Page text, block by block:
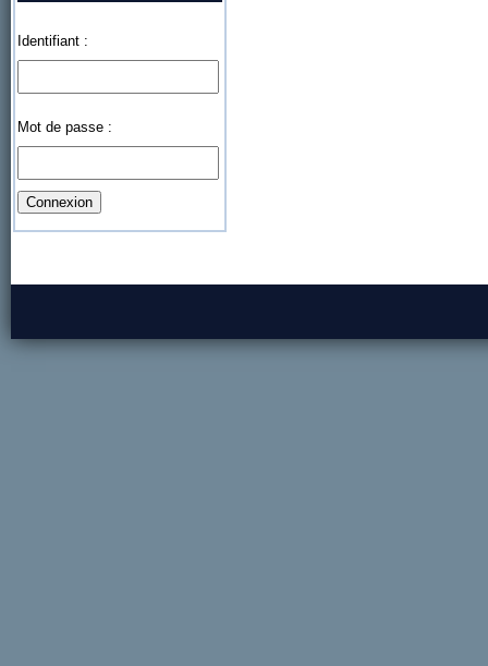
Identifiant :
Mot de passe :